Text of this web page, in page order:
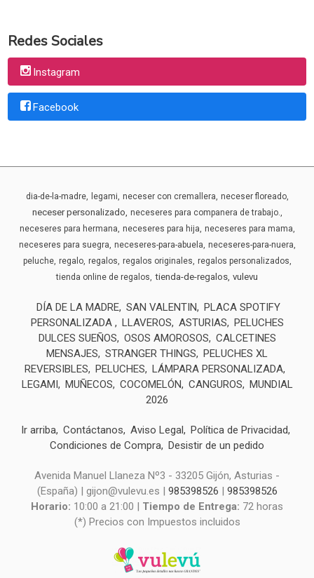
Redes Sociales
Instagram
Facebook
dia-de-la-madre legami neceser con cremallera neceser floreado
neceser personalizado neceseres para companera de trabajo.
neceseres para hermana neceseres para hija neceseres para mama
neceseres para suegra neceseres-para-abuela neceseres-para-nuera
peluche regalo regalos regalos originales regalos personalizados
tienda online de regalos tienda-de-regalos vulevu
DÍA DE LA MADRE SAN VALENTIN
PLACA SPOTIFY
PERSONALIZADA
LLAVEROS ASTURIAS
PELUCHES
DULCES SUEÑOS
OSOS AMOROSOS
CALCETINES
MENSAJES
STRANGER THINGS
PELUCHES XL
REVERSIBLES
PELUCHES
LÁMPARA PERSONALIZADA
LEGAMI
MUÑECOS COCOMELÓN CANGUROS
MUNDIAL
2026
Ir arriba Contáctanos Aviso Legal
Política de Privacidad
Condiciones de Compra Desistir de un pedido
Avenida Manuel Llaneza Nº3 - 33205 Gijón, Asturias -
(España) | gijon@vulevu.es | 985398526 | 985398526
Horario: 10:00 a 21:00 | Tiempo de Entrega: 72 horas
(*) Precios con Impuestos incluidos